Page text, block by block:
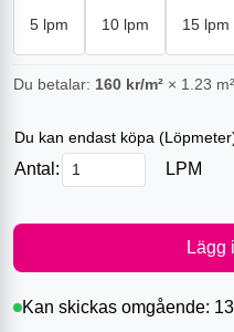
5 lpm 10 lpm 15 lpm
Du betalar: 160 kr/m² × 1.23 m²
Du kan endast köpa (Löpmeter
Antal: LPM
Lägg
Kan skickas omgående: